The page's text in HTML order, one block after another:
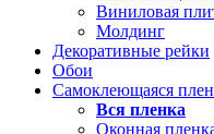
Виниловая
Молдинг
Декоративные рейки
Обои
Самоклеющаяся
Вся пленка
Оконная